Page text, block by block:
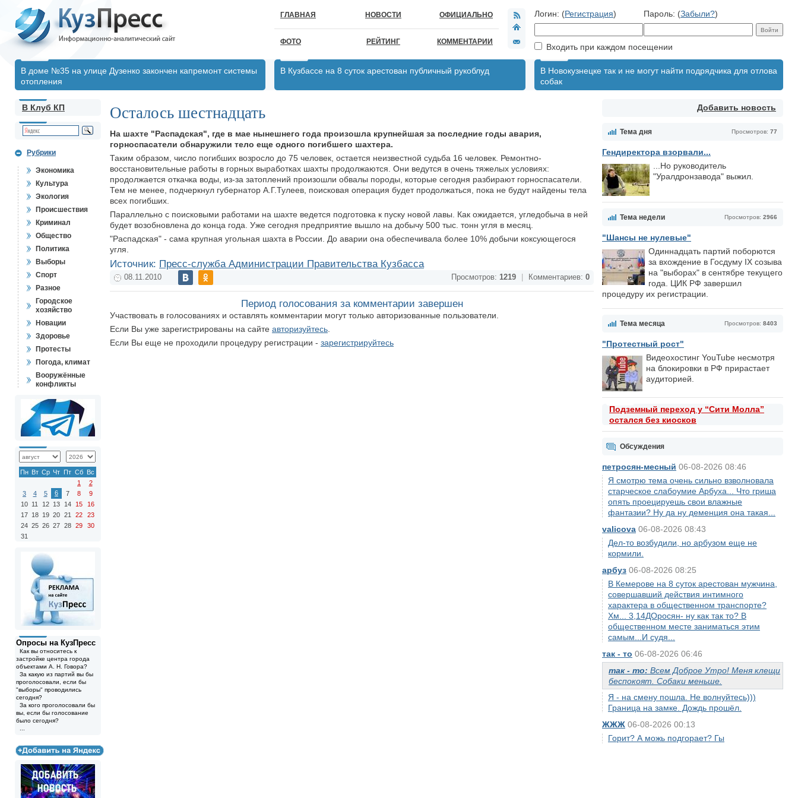
ГЛАВНАЯ НОВОСТИ ОФИЦИАЛЬНО
ФОТО РЕЙТИНГ КОММЕНТАРИИ
Логин: (Регистрация) Пароль: (Забыли?)
Входить при каждом посещении
В доме №35 на улице Дузенко закончен капремонт системы
отопления
В Кузбассе на 8 суток арестован публичный рукоблуд
В Новокузнецке так и не могут найти подрядчика для отлова
собак
Добавить новость
Просмотров: 77
Тема дня
Гендиректора взорвали...
...Но руководитель
"Уралдронзавода" выжил.
Просмотров: 2966
Тема недели
"Шансы не нулевые"
Одиннадцать партий поборются
за вхождение в Госдуму IX созыва
на "выборах" в сентябре текущего
года. ЦИК РФ завершил
процедуру их регистрации.
Просмотров: 8403
Тема месяца
"Протестный рост"
Видеохостинг YouTube несмотря
на блокировки в РФ прирастает
аудиторией.
Подземный переход у “Сити Молла”
остался без киосков
Обсуждения
петросян-месный 06-08-2026 08:46
Я смотрю тема очень сильно взволновала
старческое слабоумие Арбуха... Что гриша
опять проецируешь свои влажные
фантазии? Ну да ну деменция она такая...
valicova 06-08-2026 08:43
Дел-то возбудили, но арбузом еще не
кормили.
арбуз 06-08-2026 08:25
В Кемерове на 8 суток арестован мужчина,
совершавший действия интимного
характера в общественном транспорте?
Хм... 3,14ДОросян- ну как так то? В
общественном месте заниматься этим
самым...И судя...
так - то 06-08-2026 06:46
так - то: Всем Доброе Утро! Меня клещи
беспокоят. Собаки меньше.
Я - на смену пошла. Не волнуйтесь)))
Граница на замке. Дождь прошёл.
ЖЖЖ 06-08-2026 00:13
Горит? А можь подгорает? Гы
В Клуб КП
Рубрики
Экономика
Культура
Экология
Происшествия
Криминал
Общество
Политика
Выборы
Спорт
Разное
Городское
хозяйство
Новации
Здоровье
Протесты
Погода, климат
Вооружённые
конфликты
Пн Вт Ср Чт Пт Сб Вс
1
2
3
4 5 6 7 8
9
10 11 12 13 14 15
16
17 18 19 20 21 22
23
24 25 26 27 28 29
30
31
Опросы на КузПресс
Как вы относитесь к
застройке центра города
объектами А. Н. Говора?
За какую из партий вы бы
проголосовали, если бы
"выборы" проводились
сегодня?
За кого проголосовали бы
вы, если бы голосование
было сегодня?
Осталось шестнадцать
На шахте "Распадская", где в мае нынешнего года произошла крупнейшая за последние годы авария,
горноспасатели обнаружили тело еще одного погибшего шахтера.
Таким образом, число погибших возросло до 75 человек, остается неизвестной судьба 16 человек. Ремонтно-
восстановительные работы в горных выработках шахты продолжаются. Они ведутся в очень тяжелых условиях:
продолжается откачка воды, из-за затоплений произошли обвалы породы, которые сегодня разбирают горноспасатели.
Тем не менее, подчеркнул губернатор А.Г.Тулеев, поисковая операция будет продолжаться, пока не будут найдены тела
всех погибших.
Параллельно с поисковыми работами на шахте ведется подготовка к пуску новой лавы. Как ожидается, угледобыча в ней
будет возобновлена до конца года. Уже сегодня предприятие вышло на добычу 500 тыс. тонн угля в месяц.
"Распадская" - сама крупная угольная шахта в России. До аварии она обеспечивала более 10% добычи коксующегося
угля.
Источник: Пресс-служба Администрации Правительства Кузбасса
08.11.2010 Просмотров: 1219 Комментариев: 0
Период голосования за комментарии завершен
Участвовать в голосованиях и оставлять комментарии могут только авторизованные пользователи.
Если Вы уже зарегистрированы на сайте авторизуйтесь
Если Вы еще не проходили процедуру регистрации - зарегистрируйтесь